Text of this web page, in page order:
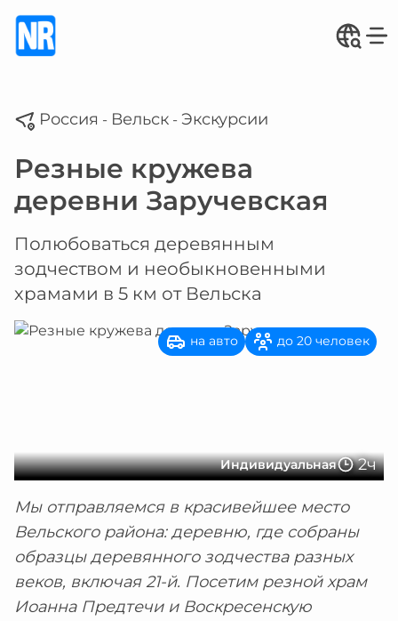
Россия - Вельск - Экскурсии
Резные кружева
деревни Заручевская
Полюбоваться деревянным
зодчеством и необыкновенными
храмами в 5 км от Вельска
Индивидуальная 2ч
на авто до 20 человек
Мы отправляемся в красивейшее место
Вельского района: деревню, где собраны
образцы деревянного зодчества разных
веков, включая 21-й. Посетим резной храм
Иоанна Предтечи и Воскресенскую